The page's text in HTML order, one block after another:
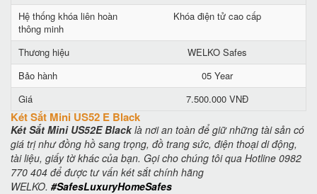
Hệ thống khóa liên hoàn
thông minh
Khóa điện tử cao cấp
Thương hiệu
WELKO Safes
Bảo hành
05 Year
Giá
7.500.000 VNĐ
Két Sắt Mini US52 E Black
Két Sắt Mini US52E Blacklà nơi an toàn để giữ những tài sản có
giá trị như đồng hồ sang trọng, đồ trang sức, điện thoại di động,
tài liệu, giấy tờ khác của bạn. Gọi cho chúng tôi qua Hotline 0982
770 404 để được tư vấn két sắt chính hãng
WELKO. #SafesLuxuryHomeSafes